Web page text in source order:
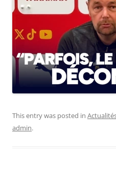
This entry was posted in
admin.